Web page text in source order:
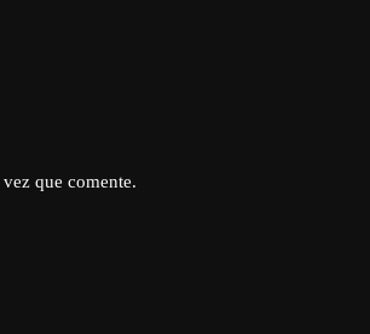
que comente.